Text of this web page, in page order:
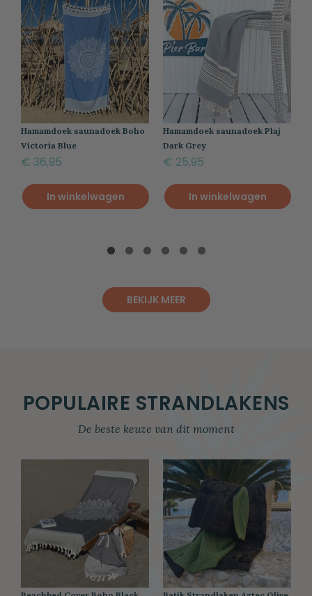
Hamamdoek saunadoek Boho
Victoria Blue
€ 36,95
In winkelwagen
Hamamdoek saunadoek Plaj
Dark Grey
€ 25,95
In winkelwagen
BEKIJK MEER
POPULAIRE STRANDLAKENS
De beste keuze van dit moment